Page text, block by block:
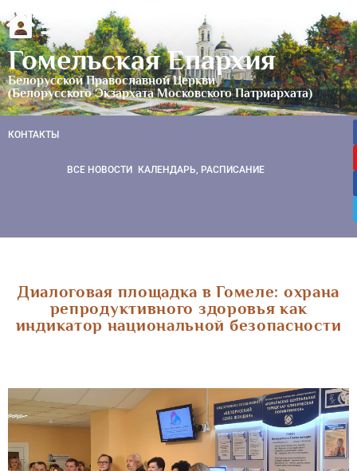
Гомельская Епархия
Белорусской Православной Церкви
(Белорусского Экзархата Московского Патриархата)
КОНТАКТЫ
ВСЕ НОВОСТИ КАЛЕНДАРЬ, РАСПИСАНИЕ
Диалоговая площадка в Гомеле: охрана
репродуктивного здоровья как
индикатор национальной безопасности